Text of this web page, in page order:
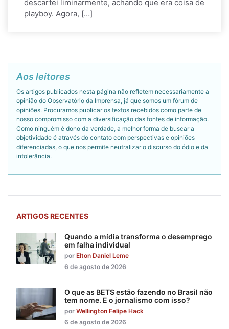
descartei liminarmente, achando que era coisa de
playboy. Agora, […]
Aos leitores
Os artigos publicados nesta página não refletem necessariamente a
opinião do Observatório da Imprensa, já que somos um fórum de
opiniões. Procuramos publicar os textos recebidos como parte de
nosso compromisso com a diversificação das fontes de informação.
Como ninguém é dono da verdade, a melhor forma de buscar a
objetividade é através do contato com perspectivas e opiniões
diferenciadas, o que nos permite neutralizar o discurso do ódio e da
intolerância.
ARTIGOS RECENTES
Quando a mídia transforma o desemprego
em falha individual
por Elton Daniel Leme
6 de agosto de 2026
O que as BETS estão fazendo no Brasil não
tem nome. E o jornalismo com isso?
por Wellington Felipe Hack
6 de agosto de 2026